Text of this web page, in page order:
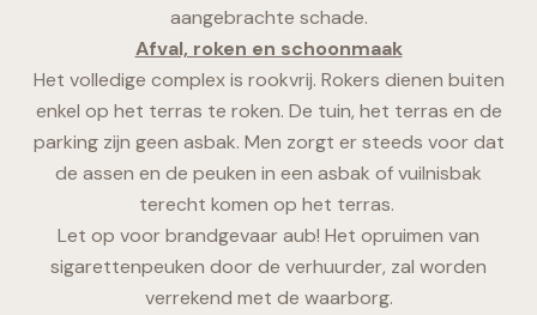
aangebrachte schade.
Afval, roken en schoonmaak
Het volledige complex is rookvrij. Rokers dienen buiten
enkel op het terras te roken. De tuin, het terras en de
parking zijn geen asbak. Men zorgt er steeds voor dat
de assen en de peuken in een asbak of vuilnisbak
terecht komen op het terras.
Let op voor brandgevaar aub! Het opruimen van
sigarettenpeuken door de verhuurder, zal worden
verrekend met de waarborg.